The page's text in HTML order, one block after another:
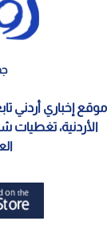
موقع إخباري أردني
الأردنية، تغطيات